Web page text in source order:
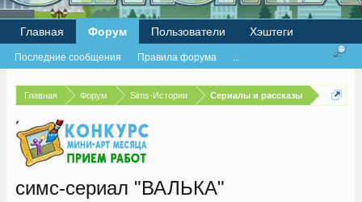
Главная Форум Sims-Истории Сериалы и рассказы
симс-сериал "ВАЛЬКА"
Главная Форум
Последние сообщения Правила форума ...
Пользователи Хэштеги